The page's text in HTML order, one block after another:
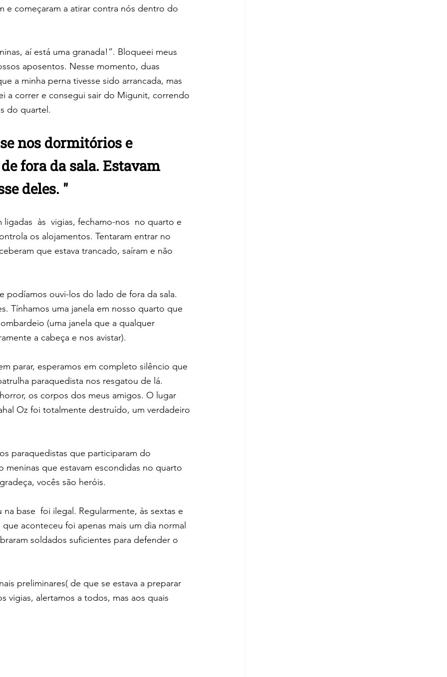
e começaram a atirar contra nós dentro do
aí está uma granada!”. Bloqueei meus
aposentos. Nesse momento, duas
a minha perna tivesse sido arrancada, mas
a correr e consegui sair do Migunit, correndo
do quartel.
nos dormitórios e
fora da sala. Estavam
deles. "
às  vigias, fechamo-nos  no quarto e
os alojamentos. Tentaram entrar no
que estava trancado, saíram e não
podíamos ouvi-los do lado de fora da sala.
Tínhamos uma janela em nosso quarto que
(uma janela que a qualquer
a cabeça e nos avistar).
parar, esperamos em completo silêncio que
paraquedista nos resgatou de lá.
os corpos dos meus amigos. O lugar
Oz foi totalmente destruído, um verdadeiro
paraquedistas que participaram do
meninas que estavam escondidas no quarto
vocês são heróis.
base  foi ilegal. Regularmente, às sextas e
aconteceu foi apenas mais um dia normal
soldados suficientes para defender o
preliminares( de que se estava a preparar
vigias, alertamos a todos, mas aos quais